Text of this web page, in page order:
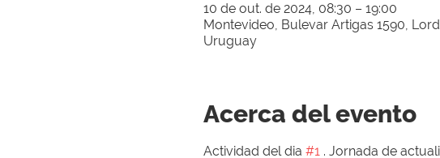
10 de out. de 2024, 08:30 – 19:00
Montevideo, Bulevar Artigas 1590,
Uruguay
Acerca del evento
Actividad del dia #1 . Jornada de